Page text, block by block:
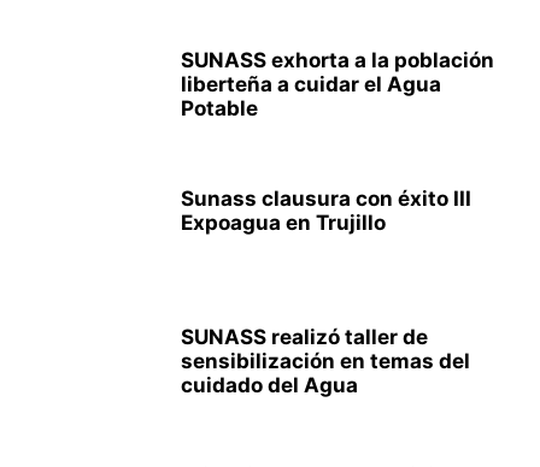
SUNASS exhorta a la población
liberteña a cuidar el Agua
Potable
Sunass clausura con éxito III
Expoagua en Trujillo
SUNASS realizó taller de
sensibilización en temas del
cuidado del Agua